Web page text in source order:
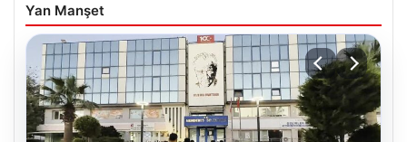
Yan Manşet